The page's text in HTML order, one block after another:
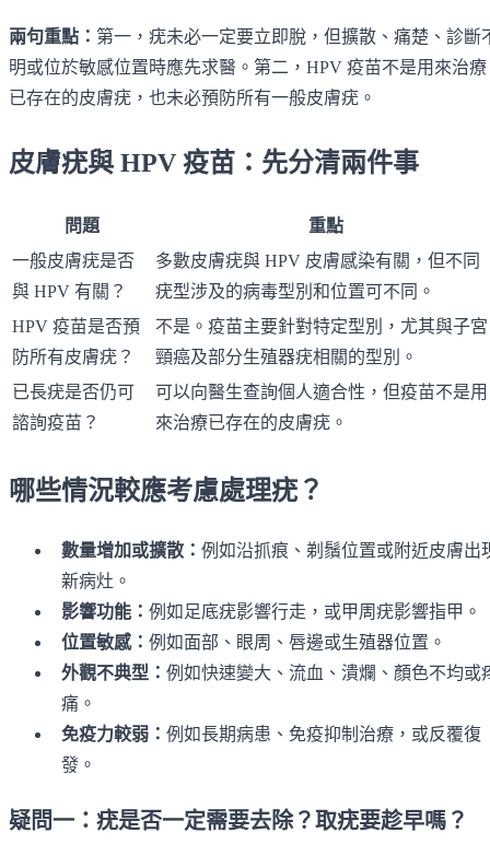
兩句重點： 第一，疣未必一定要立即脫，但擴散、痛楚、診斷
明或位於敏感位置時應先求醫。第二，HPV 疫苗不是用來治療
已存在的皮膚疣，也未必預防所有一般皮膚疣。
皮膚疣與 HPV 疫苗：先分清兩件事
問題
重點
一般皮膚疣是否
與 HPV 有關？
多數皮膚疣與 HPV 皮膚感染有關，但不同
疣型涉及的病毒型別和位置可不同。
HPV 疫苗是否預
防所有皮膚疣？
不是。疫苗主要針對特定型別，尤其與子宮
頸癌及部分生殖器疣相關的型別。
已長疣是否仍可
諮詢疫苗？
可以向醫生查詢個人適合性，但疫苗不是用
來治療已存在的皮膚疣。
哪些情況較應考慮處理疣？
數量增加或擴散： 例如沿抓痕、剃鬚位置或附近皮膚出
新病灶。
影響功能： 例如足底疣影響行走，或甲周疣影響指甲。
位置敏感： 例如面部、眼周、唇邊或生殖器位置。
外觀不典型： 例如快速變大、流血、潰爛、顏色不均或
痛。
免疫力較弱： 例如長期病患、免疫抑制治療，或反覆復
發。
疑問一：疣是否一定需要去除？取疣要趁早嗎？